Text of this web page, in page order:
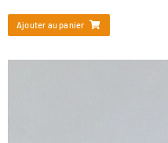
Ajouter au panier